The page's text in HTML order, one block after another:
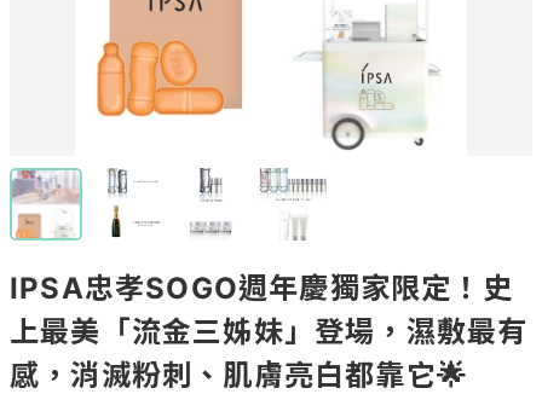
IPSA忠孝SOGO週年慶獨家限定！史
上最美「流金三姊妹」登場，濕敷最有
感，消滅粉刺、肌膚亮白都靠它🌟